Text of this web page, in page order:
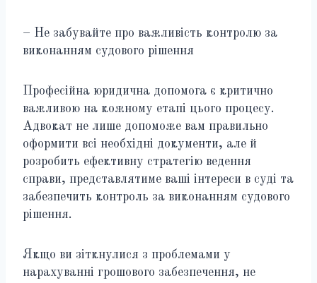
– Не забувайте про важливість контролю за
виконанням судового рішення
Професійна юридична допомога є критично
важливою на кожному етапі цього процесу.
Адвокат не лише допоможе вам правильно
оформити всі необхідні документи, але й
розробить ефективну стратегію ведення
справи, представлятиме ваші інтереси в суді та
забезпечить контроль за виконанням судового
рішення.
Якщо ви зіткнулися з проблемами у
нарахуванні грошового забезпечення, не